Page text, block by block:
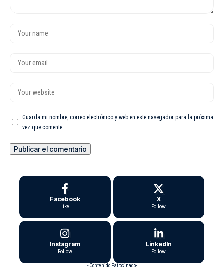
Guarda mi nombre, correo electrónico y web en este navegador para la próxima
vez que comente.
Facebook
Like
X
Follow
Instagram
Follow
LinkedIn
Follow
- Contenido Patrocinado-